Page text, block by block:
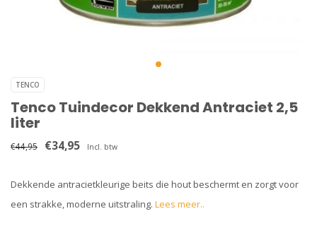
TENCO
Tenco Tuindecor Dekkend Antraciet 2,5
liter
€44,95 €34,95 Incl. btw
Dekkende antracietkleurige beits die hout beschermt en zorgt voor
een strakke, moderne uitstraling. Lees meer..